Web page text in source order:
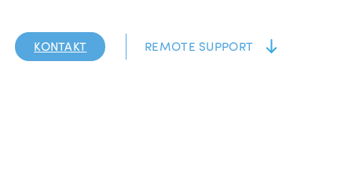
KONTAKT REMOTE SUPPORT